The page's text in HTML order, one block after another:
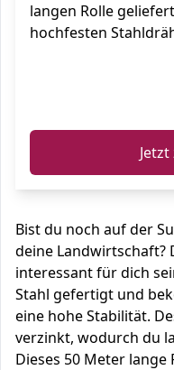
langen Rolle
hochfesten
Bist du noch auf der
deine Landwirtschaft?
interessant für dich
Stahl gefertigt und
eine hohe Stabilität.
verzinkt, wodurch du
Dieses 50 Meter